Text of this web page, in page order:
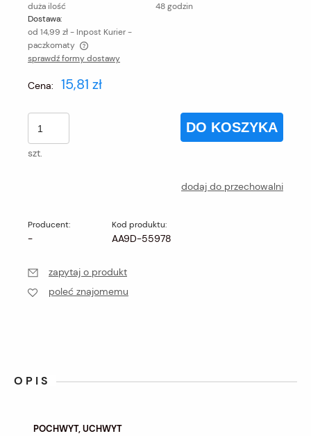
duża ilość
48 godzin
Dostawa:
od 14,99 zł- Inpost Kurier -
paczkomaty
Cena nie zawiera ewentualnych kosztów płatności
sprawdź formy dostawy
Cena: 15,81 zł
szt.
DO KOSZYKA
dodaj do przechowalni
Producent:
-
Kod produktu:
AA9D-55978
zapytaj o produkt
poleć znajomemu
OPIS
POCHWYT, UCHWYT